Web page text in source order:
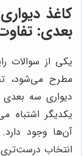
کاغذ
بعدی:
یکی از سوالات
مطرح می‌شود،
دیواری سه
یکدیگر اشتباه
آن‌ها وجود
انتخاب